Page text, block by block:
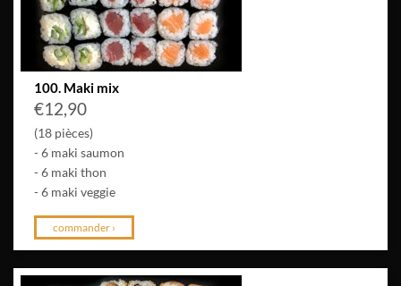
100. Maki mix
€12,90
(18 pièces)
- 6 maki saumon
- 6 maki thon
- 6 maki veggie
commander ›